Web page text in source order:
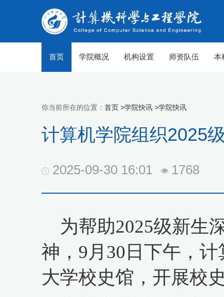
首页 学院概况 机构设置 师资队伍 本
你当前所在的位置： 首页 >学院快讯 >学院快讯
计算机学院组织2025
2025-09-30 16:01 1768
为帮助2025级新生
神，9月30日下午，
大学校史馆，开展校